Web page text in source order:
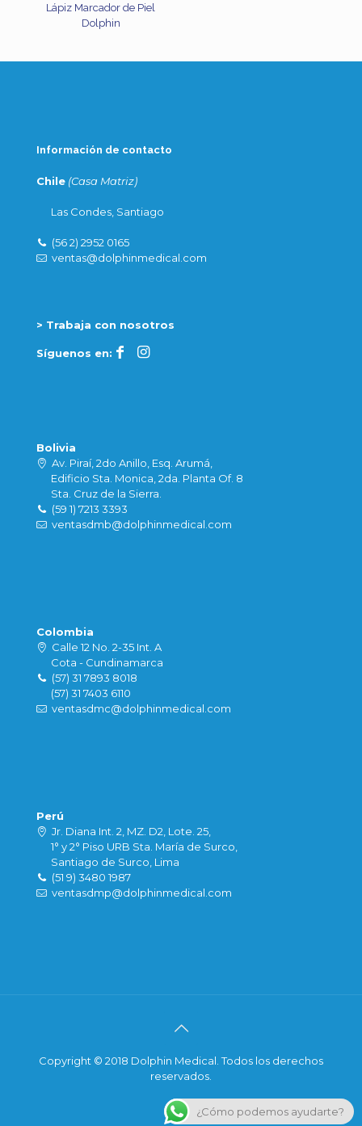
Lápiz Marcador de Piel
Dolphin
Información de contacto
Chile (Casa Matriz)
Las Condes, Santiago
(56 2) 2952 0165
ventas@dolphinmedical.com
> Trabaja con nosotros
Síguenos en:
Bolivia
Av. Piraí, 2do Anillo, Esq. Arumá,
Edificio Sta. Monica, 2da. Planta Of. 8
Sta. Cruz de la Sierra.
(59 1) 7213 3393
ventasdmb@dolphinmedical.com
Colombia
Calle 12 No. 2-35 Int. A
Cota - Cundinamarca
(57) 31 7893 8018
(57) 31 7403 6110
ventasdmc@dolphinmedical.com
Perú
Jr. Diana Int. 2, MZ. D2, Lote. 25,
1° y 2° Piso URB Sta. María de Surco,
Santiago de Surco, Lima
(51 9) 3480 1987
ventasdmp@dolphinmedical.com
Copyright © 2018 Dolphin Medical. Todos los derechos
reservados.
¿Cómo podemos ayudarte?